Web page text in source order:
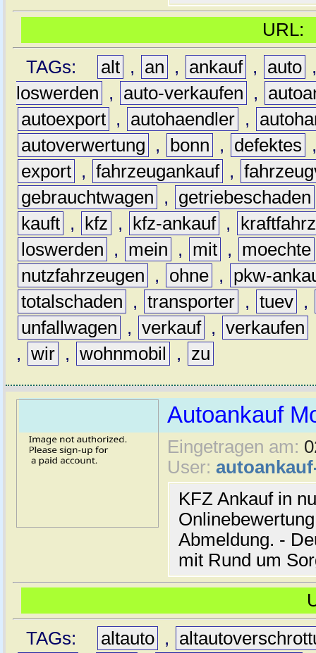
TAGs:
alt , an , ankauf , auto
loswerden
, auto-verkaufen ,
autoexport , autohaendler ,
autoverwertung
, bonn , defektes
export , fahrzeugankauf ,
gebrauchtwagen
,
getriebeschaden
kauft , kfz , kfz-ankauf ,
loswerden
, mein , mit ,
moechte
nutzfahrzeugen
, ohne ,
pkw-
totalschaden
, transporter , tuev ,
unfallwagen
, verkauf , verkaufen
, wir , wohnmobil , zu
Autoankauf
Eingetragen am:
User:
KFZ Ankauf in
Abmeldung. -
mit Rund um
TAGs:
altauto ,